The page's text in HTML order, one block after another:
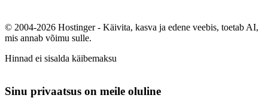
© 2004-2026 Hostinger - Käivita, kasva ja edene veebis, toetab AI,
mis annab võimu sulle.
Hinnad ei sisalda käibemaksu
Sinu privaatsus on meile oluline